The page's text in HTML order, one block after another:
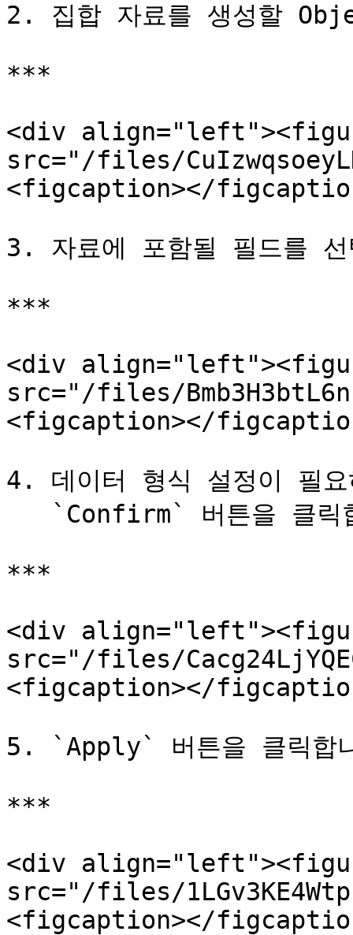
2. 집합 자료를 생성할
***
<div
src="/files/
<figcaption></
3. 자료에 포함될 필드를 선
***
<div
src="/files/
<figcaption></
4. 데이터 형식 설정이 필
***
<div
src="/files/
<figcaption></
5. `Apply` 버튼을 클릭합
***
<div
src="/files/
<figcaption></